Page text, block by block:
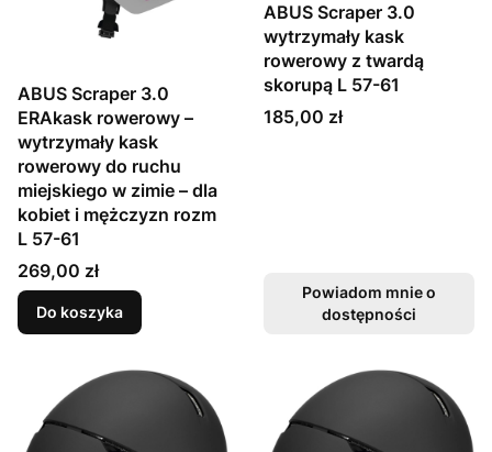
ABUS Scraper 3.0
ERAkask rowerowy –
wytrzymały kask
rowerowy do ruchu
miejskiego w zimie – dla
kobiet i mężczyzn rozm
L 57-61
Cena
269,00 zł
Do koszyka
ABUS Scraper 3.0
wytrzymały kask
rowerowy z twardą
skorupą L 57-61
Cena
185,00 zł
Powiadom mnie o
dostępności